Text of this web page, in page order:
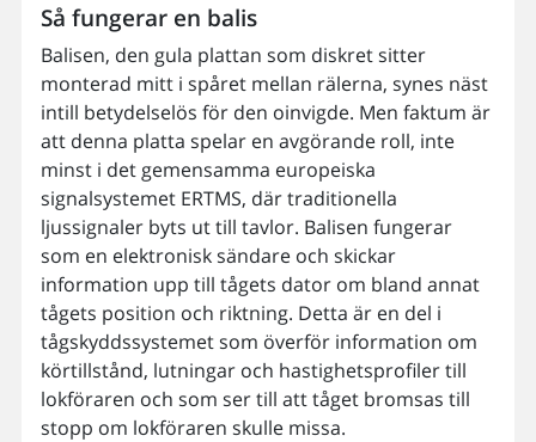
Så fungerar en balis
Balisen, den gula plattan som diskret sitter
monterad mitt i spåret mellan rälerna, synes näst
intill betydelselös för den oinvigde. Men faktum är
att denna platta spelar en avgörande roll, inte
minst i det gemensamma europeiska
signalsystemet ERTMS, där traditionella
ljussignaler byts ut till tavlor. Balisen fungerar
som en elektronisk sändare och skickar
information upp till tågets dator om bland annat
tågets position och riktning. Detta är en del i
tågskyddssystemet som överför information om
körtillstånd, lutningar och hastighetsprofiler till
lokföraren och som ser till att tåget bromsas till
stopp om lokföraren skulle missa.